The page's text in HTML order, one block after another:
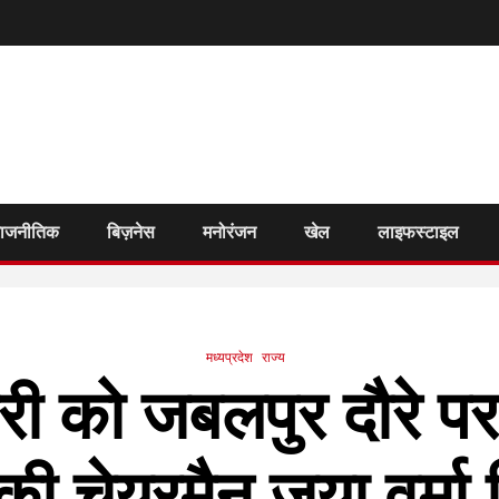
बिज़नेस मनोरंजन खेल लाइफस्टाइल
मध्यप्रदेश राज्य
को जबलपुर दौरे